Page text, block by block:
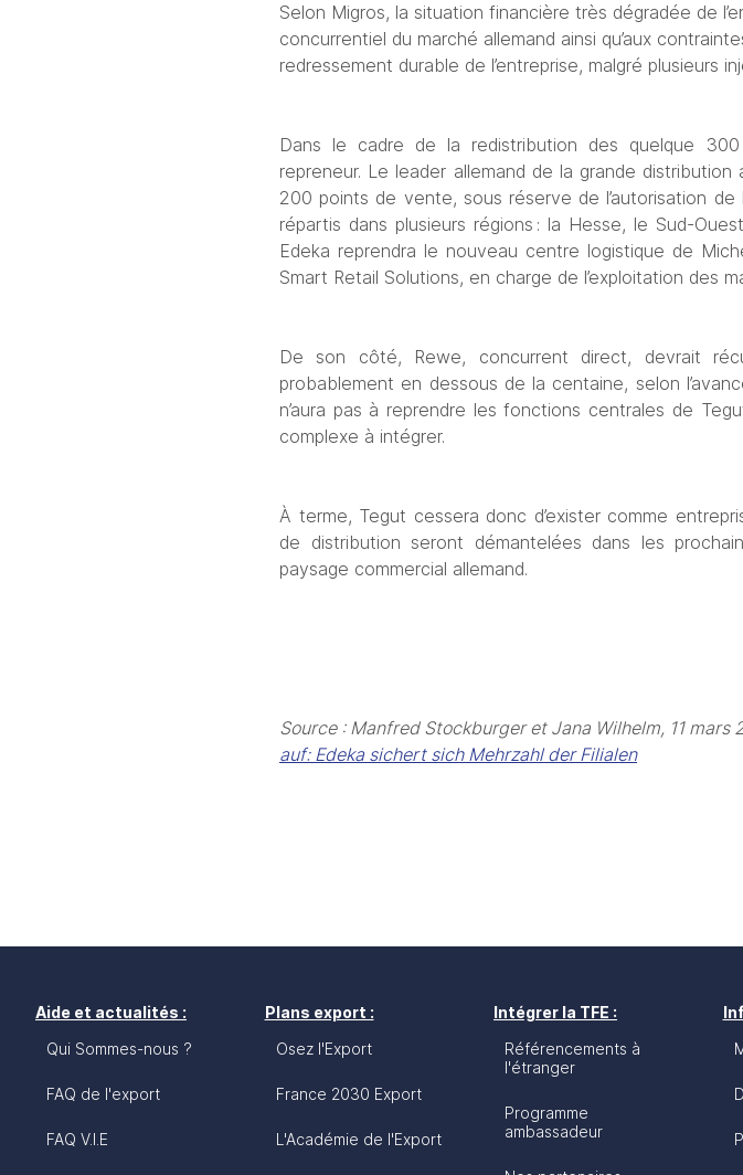
Selon Migros, la situation financière très dégradée de
concurrentiel du marché allemand ainsi qu’aux
redressement durable de l’entreprise, malgré plusieurs
Dans le cadre de la redistribution des quelque 300
repreneur. Le leader allemand de la grande
200 points de vente, sous réserve de l’autorisation
répartis dans plusieurs régions : la Hesse, le Sud-
Edeka reprendra le nouveau centre logistique de
Smart Retail Solutions, en charge de l’exploitation des
De son côté, Rewe, concurrent direct, devrait
probablement en dessous de la centaine, selon
n’aura pas à reprendre les fonctions centrales de
complexe à intégrer.
À terme, Tegut cessera donc d’exister comme
de distribution seront démantelées dans les
paysage commercial allemand.
Source : Manfred Stockburger et Jana Wilhelm, 11
auf: Edeka sichert sich Mehrzahl der Filialen
Aide et actualités :
Qui Sommes-nous ?
FAQ de l'export
FAQ V.I.E
Plans export :
Osez l'Export
France 2030 Export
L'Académie de l'Export
Intégrer la TFE :
Référencements à
l'étranger
Programme
ambassadeur